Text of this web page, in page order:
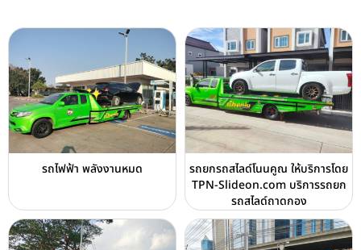
รถไฟฟ้า พลังงานหมด
รถยกรถสไลด์โนนคูณ ให้บริการโดย
TPN-Slideon.com บริการรถยก
รถสไลด์ถาดกอง